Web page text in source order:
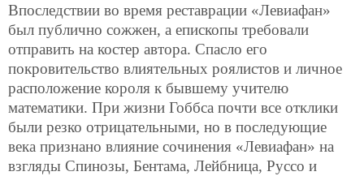
Впоследствии во время реставрации «Левиафан»
был публично сожжен, а епископы требовали
отправить на костер автора. Спасло его
покровительство влиятельных роялистов и личное
расположение короля к бывшему учителю
математики. При жизни Гоббса почти все отклики
были резко отрицательными, но в последующие
века признано влияние сочинения «Левиафан» на
взгляды Спинозы, Бентама, Лейбница, Руссо и